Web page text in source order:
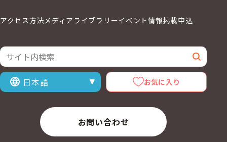
アクセス方法 メディアライブラリーイベント情報掲載申込
サイト内検索
検索
表示言語を選択 お気に入り
お問い合わせ